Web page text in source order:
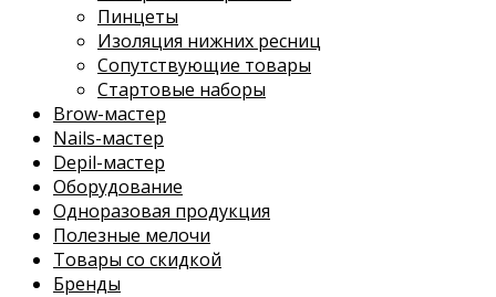
Пинцеты
Изоляция нижних ресниц
Сопутствующие товары
Стартовые наборы
Brow-мастер
Nails-мастер
Depil-мастер
Оборудование
Одноразовая продукция
Полезные мелочи
Товары со скидкой
Бренды